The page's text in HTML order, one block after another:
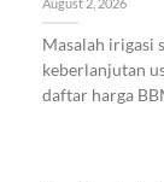
August 2, 2026
Masalah irigasi
keberlanjutan
daftar harga